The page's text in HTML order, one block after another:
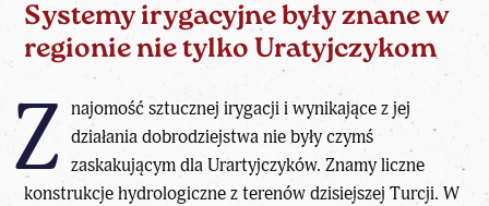
Systemy irygacyjne były znane w
regionie nie tylko Uratyjczykom
Z najomość sztucznej irygacji i wynikające z jej
działania dobrodziejstwa nie były czymś
zaskakującym dla Urartyjczyków. Znamy liczne
konstrukcje hydrologiczne z terenów dzisiejszej Turcji. W